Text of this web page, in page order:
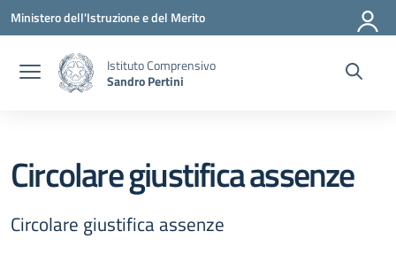
Vai ai contenuti
Vai al menu di navigazione
Vai al footer
Ministero dell'Istruzione e del Merito
Istituto Comprensivo
Sandro Pertini
Circolare giustifica assenze
Circolare giustifica assenze